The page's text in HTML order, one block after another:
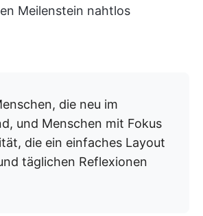
Meilenstein nahtlos
die neu im
und Menschen mit Fokus
die ein einfaches Layout
täglichen Reflexionen